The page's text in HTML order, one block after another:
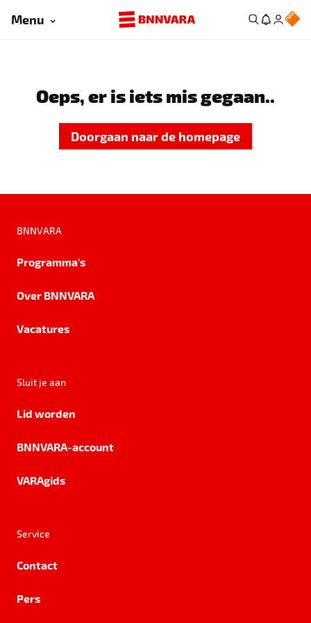
Menu
Oeps, er is iets mis gegaan..
Doorgaan naar de homepage
BNNVARA
Programma's
Over BNNVARA
Vacatures
Sluit je aan
Lid worden
BNNVARA-account
VARAgids
Service
Contact
Pers